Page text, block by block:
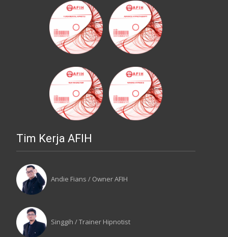
Tim Kerja AFIH
Andie Fians / Owner AFIH
Singgih / Trainer Hipnotist